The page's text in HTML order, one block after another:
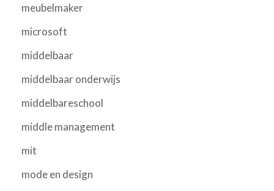
meubelmaker
microsoft
middelbaar
middelbaar onderwijs
middelbareschool
middle management
mit
mode en design